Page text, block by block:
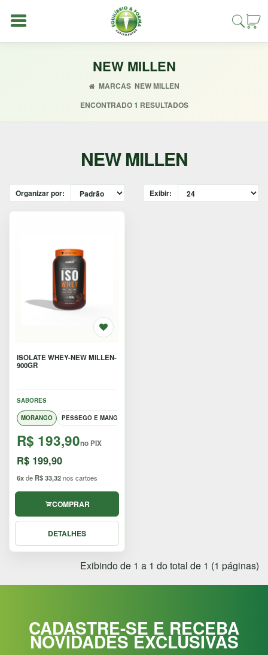
ACESSÓRIOS
EMAGRECEDORES
MUSCULAR
NATURAIS
SALE
CENTRAL
ATENDIMENTO
(37) 9
7044
WhatsApp
nos uma
mensagem
NEW MILLEN
MARCAS NEW MILLEN
ENCONTRADO1 RESULTADOS
NEW MILLEN
Organizar por: Exibir:
ISOLATE WHEY-NEW MILLEN-
900GR
SABORES
MORANGO PESSEGO E MANGA
R$ 193,90no PIX
R$ 199,90
6xde R$ 33,32nos cartoes
COMPRAR
DETALHES
Exibindo de 1 a 1 do total de 1 (1 páginas)
CADASTRE-SE E RECEBA
NOVIDADES EXCLUSIVAS